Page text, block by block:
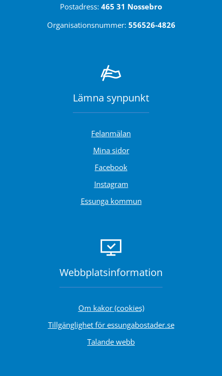
Postadress: 465 31 Nossebro
Organisationsnummer: 556526-4826
Lämna synpunkt
Felanmälan
Mina sidorLänk till annan webbplats.
FacebookLänk till annan webbplats.
InstagramLänk till annan webbplats.
Essunga kommun
Webbplats­information
Om kakor (cookies)
Tillgänglighet för essungabostader.se
Talande webb